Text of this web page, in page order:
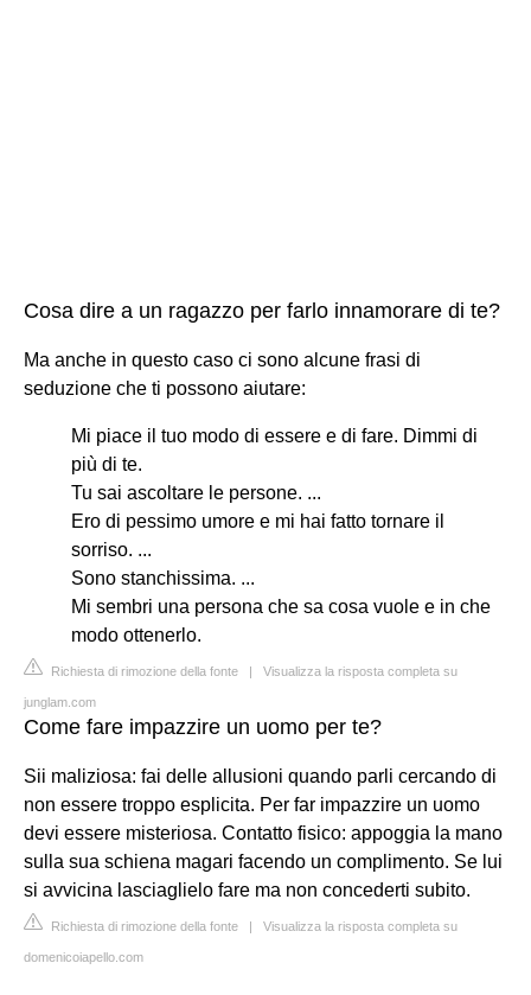
Cosa dire a un ragazzo per farlo innamorare di te?
Ma anche in questo caso ci sono alcune frasi di
seduzione che ti possono aiutare:
Mi piace il tuo modo di essere e di fare. Dimmi di
più di te.
Tu sai ascoltare le persone. ...
Ero di pessimo umore e mi hai fatto tornare il
sorriso. ...
Sono stanchissima. ...
Mi sembri una persona che sa cosa vuole e in che
modo ottenerlo.
Richiesta di rimozione della fonte | Visualizza la risposta completa su
junglam.com
Come fare impazzire un uomo per te?
Sii maliziosa: fai delle allusioni quando parli cercando di
non essere troppo esplicita. Per far impazzire un uomo
devi essere misteriosa. Contatto fisico: appoggia la mano
sulla sua schiena magari facendo un complimento. Se lui
si avvicina lasciaglielo fare ma non concederti subito.
Richiesta di rimozione della fonte | Visualizza la risposta completa su
domenicoiapello.com